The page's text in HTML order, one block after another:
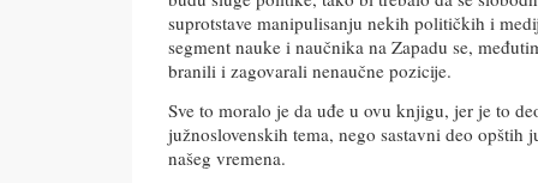
suprotstave manipulisanju nekih političkih i
segment nauke i naučnika na Zapadu se,
branili i zagovarali nenaučne pozicije.
Sve to moralo je da uđe u ovu knjigu, jer je to
južnoslovenskih tema, nego sastavni deo opštih
našeg vremena.